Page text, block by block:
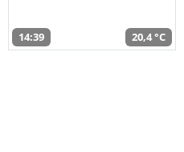
14:39 20,4 °C